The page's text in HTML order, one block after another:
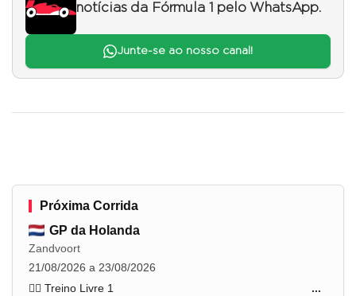
notícias da Fórmula 1 pelo WhatsApp.
Junte-se ao nosso canal!
Próxima Corrida
GP da Holanda
Zandvoort
21/08/2026 a 23/08/2026
🏋️‍♂️ Treino Livre 1
...